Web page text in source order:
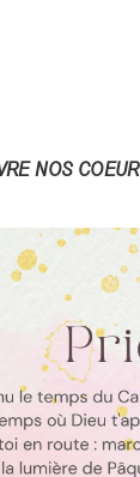
NOS